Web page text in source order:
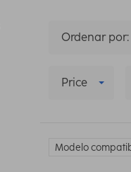
Ordenar por:
Price
Modelo